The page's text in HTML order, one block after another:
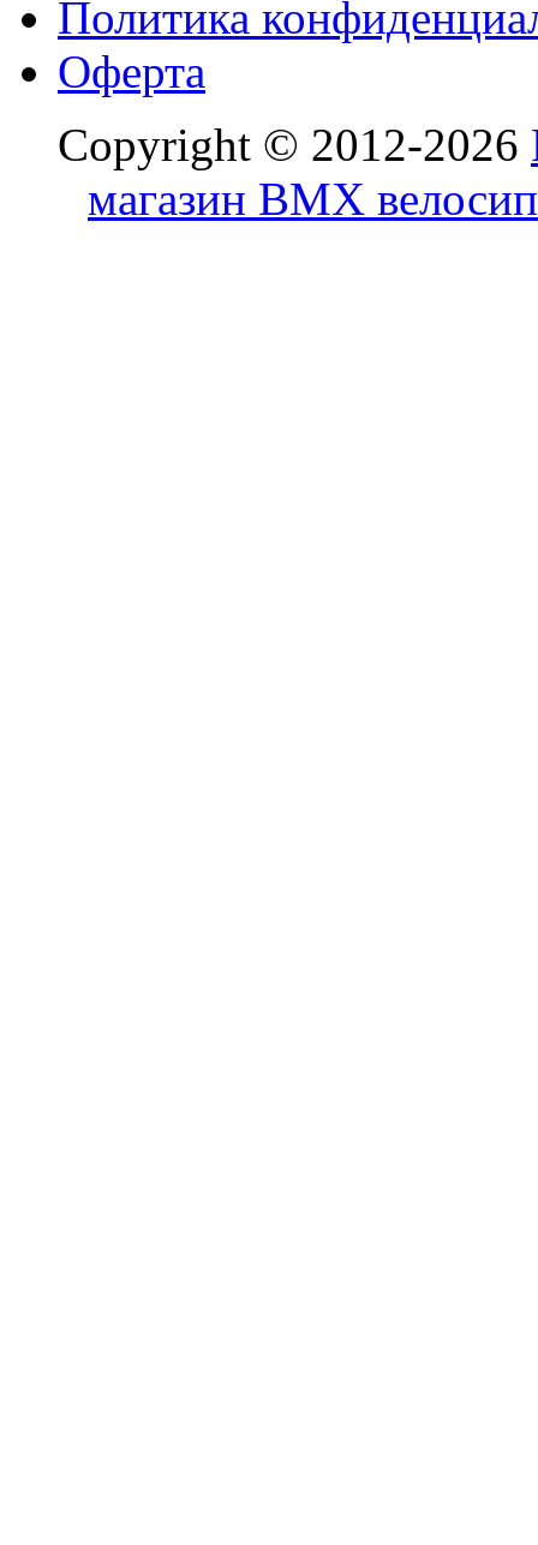
Политика
Оферта
Copyright © 2012-2026
магазин BMX